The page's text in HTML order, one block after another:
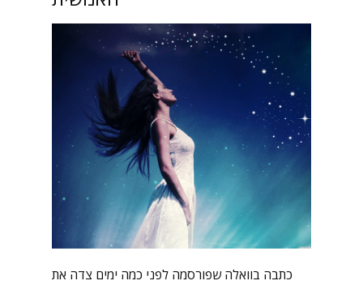
כתבה בוואלה שפורסמה לפני כמה ימים צדה את